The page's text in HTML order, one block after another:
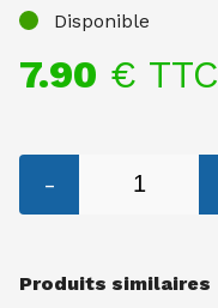
Disponible
7.90 € TTC
-
Produits similaires